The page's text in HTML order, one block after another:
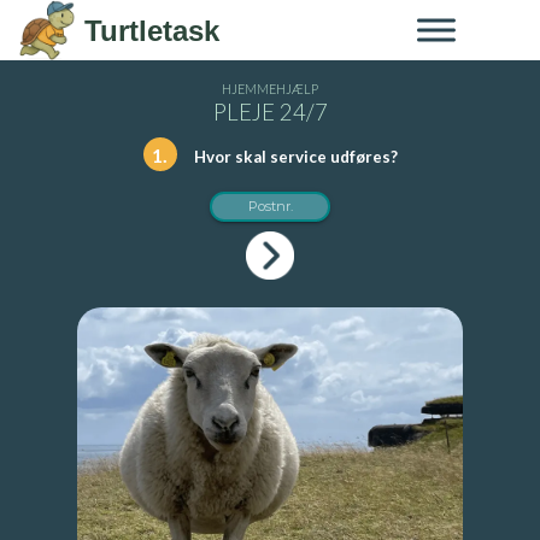
Skip to contentTurtletask
HJEMMEHJÆLP
PLEJE 24/7
1. Hvor skal service udføres?